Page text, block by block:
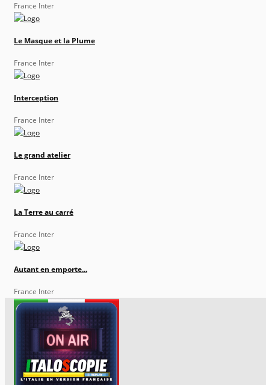
France Inter
Le Masque et la Plume
France Inter
Interception
France Inter
Le grand atelier
France Inter
La Terre au carré
France Inter
Autant en emporte...
France Inter